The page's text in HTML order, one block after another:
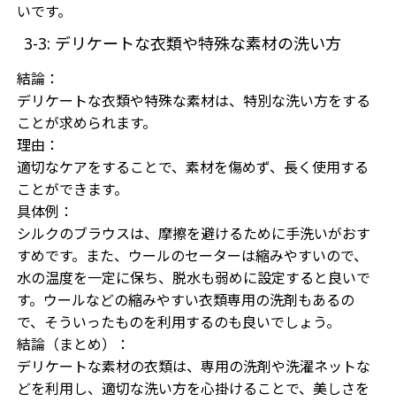
いです。
3-3: デリケートな衣類や特殊な素材の洗い方
結論：
デリケートな衣類や特殊な素材は、特別な洗い方をする
ことが求められます。
理由：
適切なケアをすることで、素材を傷めず、長く使用する
ことができます。
具体例：
シルクのブラウスは、摩擦を避けるために手洗いがおす
すめです。また、ウールのセーターは縮みやすいので、
水の温度を一定に保ち、脱水も弱めに設定すると良いで
す。ウールなどの縮みやすい衣類専用の洗剤もあるの
で、そういったものを利用するのも良いでしょう。
結論（まとめ）：
デリケートな素材の衣類は、専用の洗剤や洗濯ネットな
どを利用し、適切な洗い方を心掛けることで、美しさを